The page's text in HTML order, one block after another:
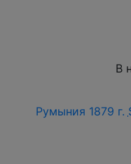
В
Румыния 1879 г.